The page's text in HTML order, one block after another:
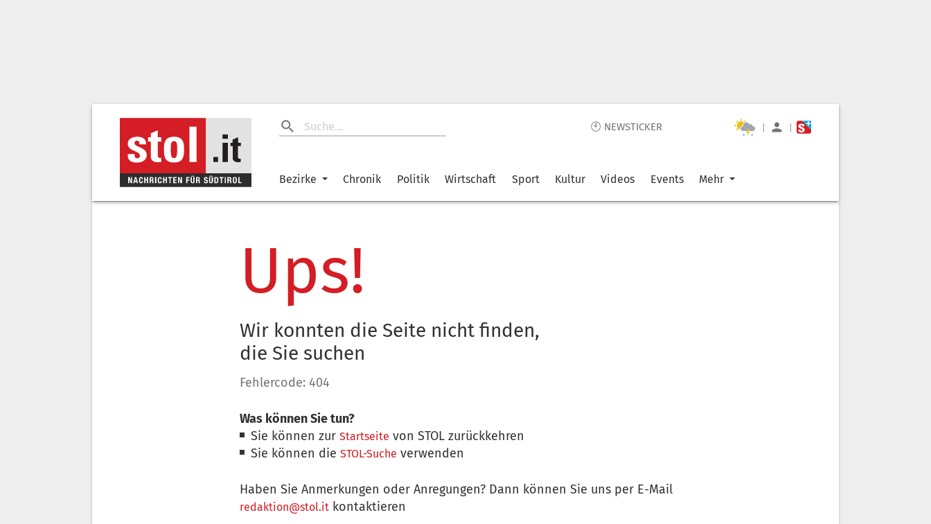
🕙 NEWSTICKER | |
Bezirke Chronik Politik Wirtschaft Sport Kultur Videos Events Mehr
Ups!
Wir konnten die Seite nicht finden,
die Sie suchen
Fehlercode: 404
Was können Sie tun?
Sie können zurStartseite von STOL zurückkehren
Sie können dieSTOL-Suche verwenden
Haben Sie Anmerkungen oder Anregungen? Dann können Sie uns per E-Mail
redaktion@stol.it kontaktieren